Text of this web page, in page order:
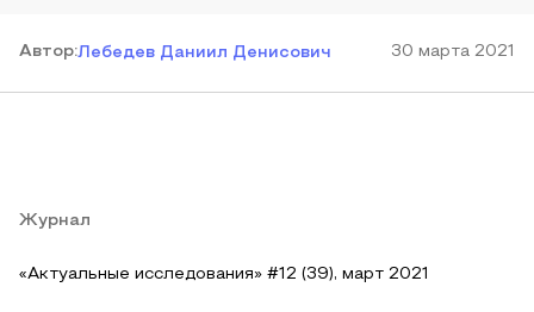
Автор:Лебедев Даниил Денисович 30 марта 2021
Журнал
«Актуальные исследования» #12 (39), март 2021